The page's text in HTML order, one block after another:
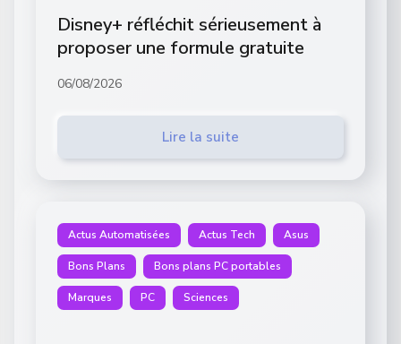
Disney+ réfléchit sérieusement à
proposer une formule gratuite
06/08/2026
Lire la suite
Actus Automatisées Actus Tech Asus
Bons Plans Bons plans PC portables
Marques PC Sciences